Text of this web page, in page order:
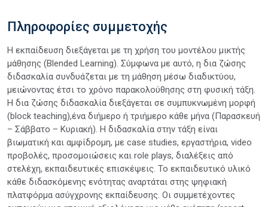
Πληροφορίες συμμετοχής
Η εκπαίδευση διεξάγεται με τη χρήση του μοντέλου μικτής
μάθησης (Blended Learning). Σύμφωνα με αυτό, η δια ζώσης
διδασκαλία συνδυάζεται με τη μάθηση μέσω διαδικτύου,
μειώνοντας έτσι το χρόνο παρακολούθησης στη φυσική τάξη.
Η δια ζώσης διδασκαλία διεξάγεται σε συμπυκνωμένη μορφή
(block teaching),ένα διήμερο ή τριήμερο κάθε μήνα (Παρασκευή
– Σάββατο – Κυριακή). Η διδασκαλία στην τάξη είναι
βιωματική και αμφίδρομη, με case studies, εργαστήρια, video
προβολές, προσομοιώσεις και role plays, διαλέξεις από
στελέχη, εκπαιδευτικές επισκέψεις. Το εκπαιδευτικό υλικό
κάθε διδασκόμενης ενότητας αναρτάται στης ψηφιακή
πλατφόρμα ασύγχρονης εκπαίδευσης. Οι συμμετέχοντες